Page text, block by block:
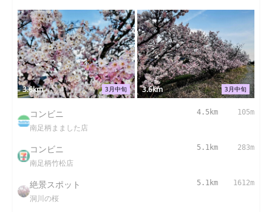
3月中旬
3.6km 3月中旬
3.6km
コンビニ
南足柄まました店
4.5km 105m
コンビニ
南足柄竹松店
5.1km 283m
絶景スポット
洞川の桜
5.1km 1612m